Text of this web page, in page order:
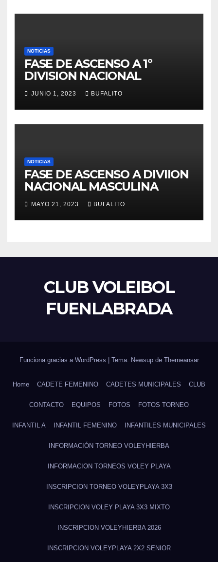
NOTICIAS
FASE DE ASCENSO A 1º
DIVISION NACIONAL
JUNIO 1, 2023 BUFALITO
NOTICIAS
FASE DE ASCENSO A DIVIION
NACIONAL MASCULINA
MAYO 21, 2023 BUFALITO
CLUB VOLEIBOL
FUENLABRADA
Funciona gracias a WordPress Tema: Newsup de Themeansar
Home CADETE FEMENINO CADETES MUNICIPALES CLUB
CONTACTO EQUIPOS FOTOS FOTOS TORNEO
INFANTIL A INFANTIL FEMENINO INFANTILES MUNICIPALES
INFORMACIÓN TORNEO VOLEYHIERBA
INFORMACION TORNEOS VOLEY PLAYA
INSCRIPCION TORNEO VOLEYPLAYA 3X3
INSCRIPCION VOLEY PLAYA 3X3 MIXTO
INSCRIPCION VOLEYHIERBA 2026
INSCRIPCION VOLEYPLAYA 2X2 SENIOR